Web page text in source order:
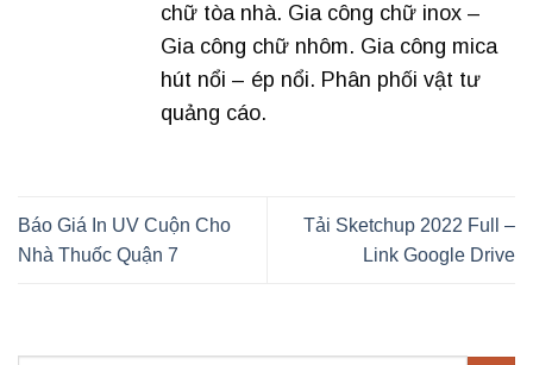
chữ tòa nhà. Gia công chữ inox –
Gia công chữ nhôm. Gia công mica
hút nổi – ép nổi. Phân phối vật tư
quảng cáo.
Báo Giá In UV Cuộn Cho
Nhà Thuốc Quận 7
Tải Sketchup 2022 Full –
Link Google Drive